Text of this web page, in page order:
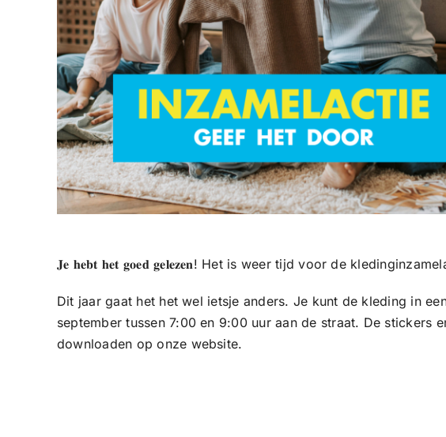
𝐉𝐞 𝐡𝐞𝐛𝐭 𝐡𝐞𝐭 𝐠𝐨𝐞𝐝 𝐠𝐞𝐥𝐞𝐳𝐞𝐧! Het is weer tijd voor de
Dit jaar gaat het het wel ietsje anders. Je kunt de kleding in
september tussen 7:00 en 9:00 uur aan de straat. De
downloaden op onze website.